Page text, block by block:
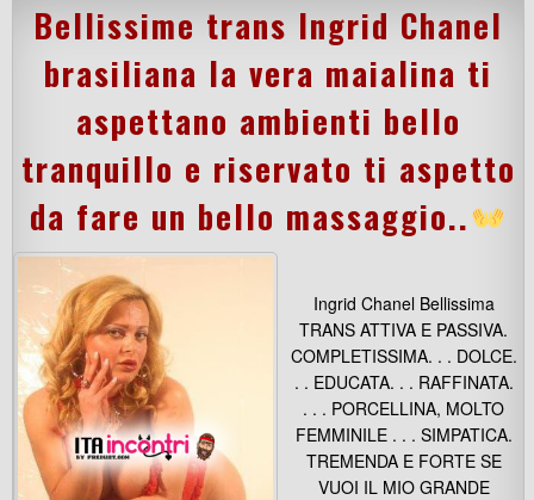
Bellissime trans Ingrid Chanel
brasiliana la vera maialina ti
aspettano ambienti bello
tranquillo e riservato ti aspetto
da fare un bello massaggio..
Ingrid Chanel Bellissima
TRANS ATTIVA E PASSIVA.
COMPLETISSIMA. . . DOLCE.
. . EDUCATA. . . RAFFINATA.
. . . PORCELLINA, MOLTO
FEMMINILE . . . SIMPATICA.
TREMENDA E FORTE SE
VUOI IL MIO GRANDE